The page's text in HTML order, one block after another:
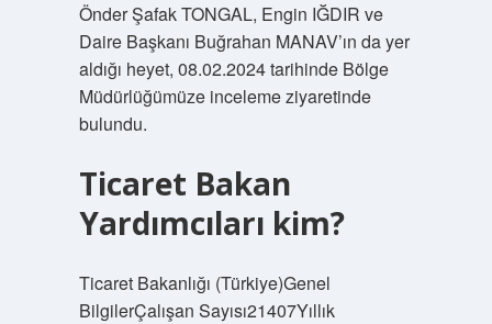
Önder Şafak TONGAL, Engin IĞDIR ve
Daire Başkanı Buğrahan MANAV’ın da yer
aldığı heyet, 08.02.2024 tarihinde Bölge
Müdürlüğümüze inceleme ziyaretinde
bulundu.
Ticaret Bakan
Yardımcıları kim?
Ticaret Bakanlığı (Türkiye)Genel
BilgilerÇalışan Sayısı21407Yıllık